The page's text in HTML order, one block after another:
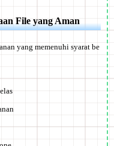
File yang Aman
yang memenuhi syarat be